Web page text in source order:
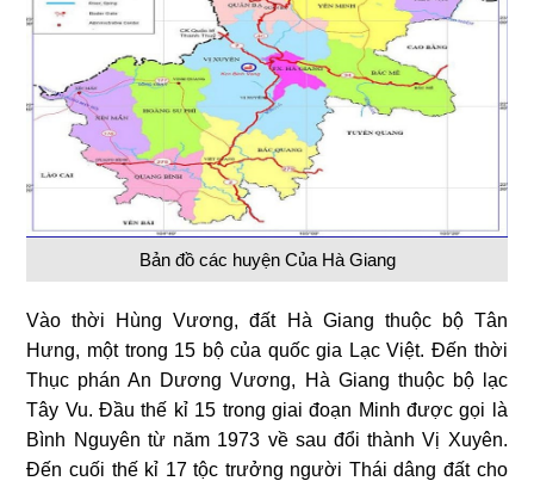
Bản đồ các huyện Của Hà Giang
Vào thời Hùng Vương, đất Hà Giang thuộc bộ Tân
Hưng, một trong 15 bộ của quốc gia Lạc Việt. Đến thời
Thục phán An Dương Vương, Hà Giang thuộc bộ lạc
Tây Vu. Đầu thế kỉ 15 trong giai đoạn Minh được gọi là
Bình Nguyên từ năm 1973 về sau đổi thành Vị Xuyên.
Đến cuối thế kỉ 17 tộc trưởng người Thái dâng đất cho